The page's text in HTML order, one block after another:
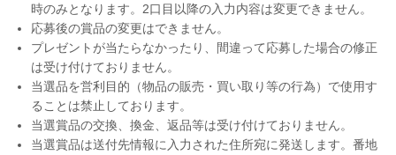
時のみとなります。2口目以降の入力内容は変更できません。
応募後の賞品の変更はできません。
プレゼントが当たらなかったり、間違って応募した場合の修正
は受け付けておりません。
当選品を営利目的（物品の販売・買い取り等の行為）で使用す
ることは禁止しております。
当選賞品の交換、換金、返品等は受け付けておりません。
当選賞品は送付先情報に入力された住所宛に発送します。番地